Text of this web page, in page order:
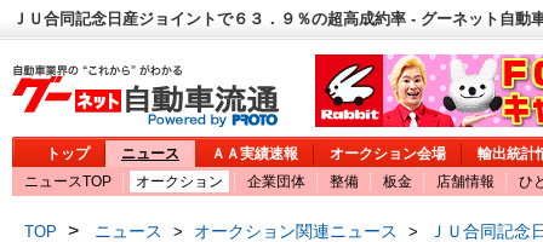
ＪＵ合同記念日産ジョイントで６３．９％の超高成約率 - グーネット自動
トップ ニュース ＡＡ実績速報 オークション会場
輸出統計
ニュースTOP
オークション 企業団体 整備 板金 店舗情報 ひ
TOP > ニュース > オークション関連ニュース > ＪＵ合同記念